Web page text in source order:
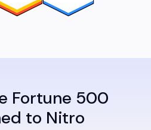
Fortune 500
to Nitro